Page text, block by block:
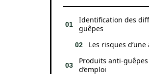
Identification des
guêpes
Les risques
Produits anti-
d’emploi